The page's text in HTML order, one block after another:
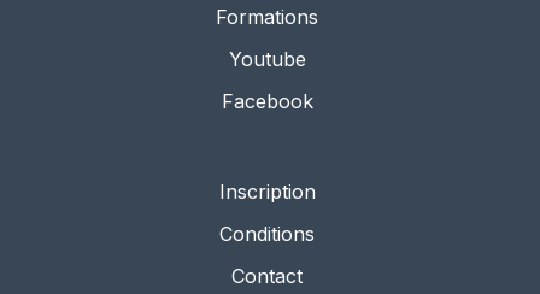
Formations
Youtube
Facebook
Inscription
Conditions
Contact